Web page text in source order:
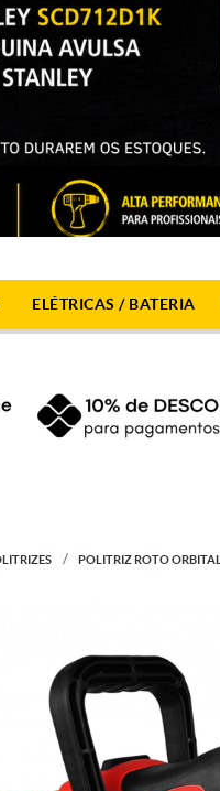
ELÉTRICAS / BATERIA
POLITRIZ ROTO